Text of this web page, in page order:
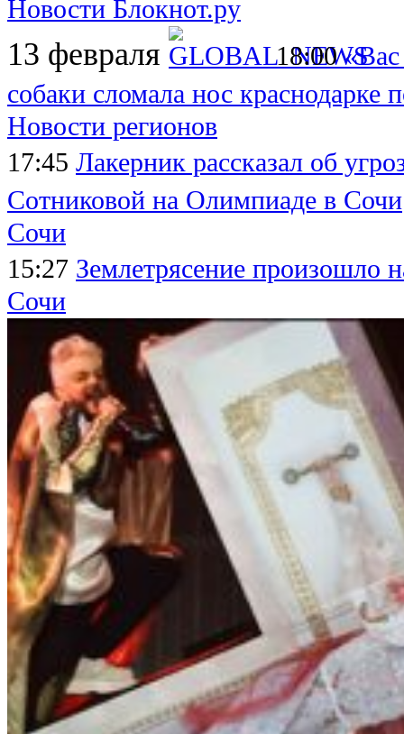
Новости Блокнот.ру
13 февраля 18:00
собаки сломала нос краснодарке
Новости регионов
17:45 Лакерник рассказал об
Сотниковой на Олимпиаде в Сочи
Сочи
15:27 Землетрясение произошло
Сочи